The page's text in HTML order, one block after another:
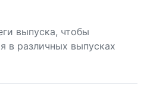
выпуска, чтобы
в различных выпусках